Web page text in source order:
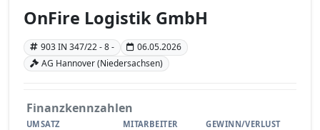
OnFire Logistik GmbH
903 IN 347/22 - 8 -
06.05.2026
AG Hannover (Niedersachsen)
Finanzkennzahlen
UMSATZ MITARBEITER GEWINN/VERLUST